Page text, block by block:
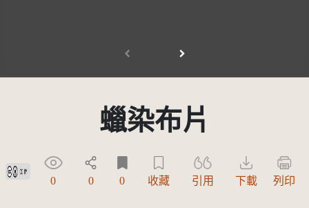
蠟染布片
創用CC姓名標示 3.0 台灣及其後版本(CC BY 3.0 TW +)
0 0 0 收藏 引用 下載 列印